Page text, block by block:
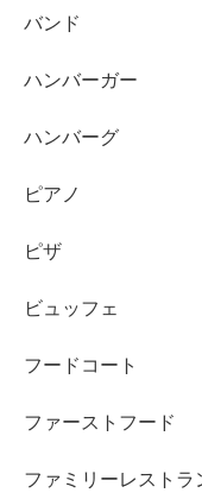
バンド
ハンバーガー
ハンバーグ
ピアノ
ピザ
ビュッフェ
フードコート
ファーストフード
ファミリーレストラ